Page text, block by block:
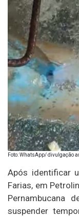
Foto: WhatsApp/ divulgação
Após identificar
Farias, em
Pernambucana
suspender